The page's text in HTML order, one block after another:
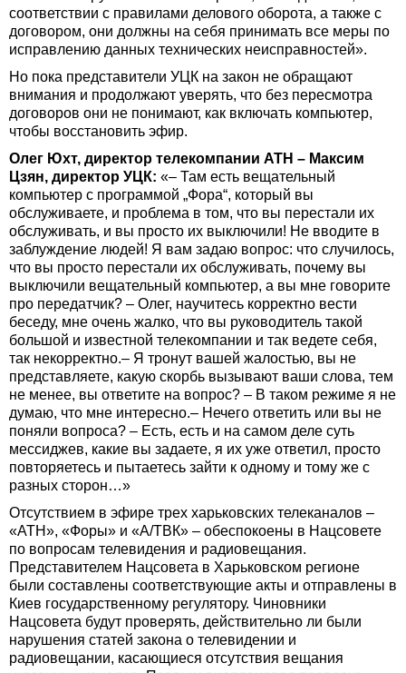
соответствии с правилами делового оборота, а также с
договором, они должны на себя принимать все меры по
исправлению данных технических неисправностей».
Но пока представители УЦК на закон не обращают
внимания и продолжают уверять, что без пересмотра
договоров они не понимают, как включать компьютер,
чтобы восстановить эфир.
Олег Юхт, директор телекомпании АТН – Максим
Цзян, директор УЦК: «– Там есть вещательный
компьютер с программой „Фора“, который вы
обслуживаете, и проблема в том, что вы перестали их
обслуживать, и вы просто их выключили! Не вводите в
заблуждение людей! Я вам задаю вопрос: что случилось,
что вы просто перестали их обслуживать, почему вы
выключили вещательный компьютер, а вы мне говорите
про передатчик? – Олег, научитесь корректно вести
беседу, мне очень жалко, что вы руководитель такой
большой и известной телекомпании и так ведете себя,
так некорректно.– Я тронут вашей жалостью, вы не
представляете, какую скорбь вызывают ваши слова, тем
не менее, вы ответите на вопрос? – В таком режиме я не
думаю, что мне интересно.– Нечего ответить или вы не
поняли вопроса? – Есть, есть и на самом деле суть
мессиджев, какие вы задаете, я их уже ответил, просто
повторяетесь и пытаетесь зайти к одному и тому же с
разных сторон…»
Отсутствием в эфире трех харьковских телеканалов –
«АТН», «Форы» и «А/ТВК» – обеспокоены в Нацсовете
по вопросам телевидения и радиовещания.
Представителем Нацсовета в Харьковском регионе
были составлены соответствующие акты и отправлены в
Киев государственному регулятору. Чиновники
Нацсовета будут проверять, действительно ли были
нарушения статей закона о телевидении и
радиовещании, касающиеся отсутствия вещания